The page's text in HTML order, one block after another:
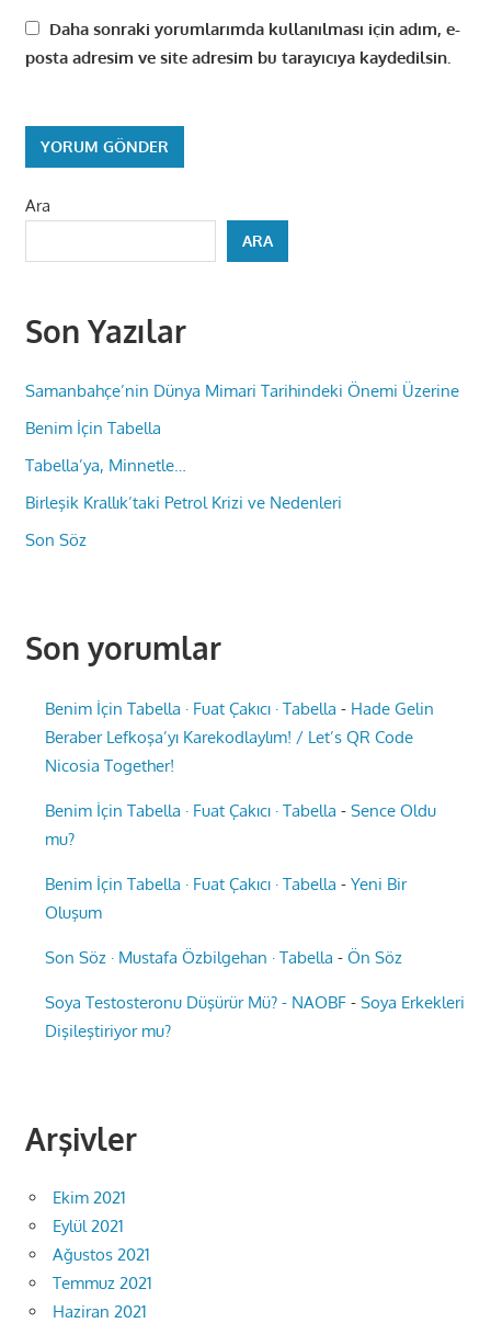
Daha sonraki yorumlarımda kullanılması için adım, e-
posta adresim ve site adresim bu tarayıcıya kaydedilsin.
Ara
ARA
Son Yazılar
Samanbahçe’nin Dünya Mimari Tarihindeki Önemi Üzerine
Benim İçin Tabella
Tabella’ya, Minnetle…
Birleşik Krallık’taki Petrol Krizi ve Nedenleri
Son Söz
Son yorumlar
Benim İçin Tabella · Fuat Çakıcı · Tabella - Hade Gelin
Beraber Lefkoşa’yı Karekodlaylım! / Let’s QR Code
Nicosia Together!
Benim İçin Tabella · Fuat Çakıcı · Tabella -Sence Oldu
mu?
Benim İçin Tabella · Fuat Çakıcı · Tabella -Yeni Bir
Oluşum
Son Söz · Mustafa Özbilgehan · Tabella -Ön Söz
Soya Testosteronu Düşürür Mü? - NAOBF -Soya Erkekleri
Dişileştiriyor mu?
Arşivler
Ekim 2021
Eylül 2021
Ağustos 2021
Temmuz 2021
Haziran 2021